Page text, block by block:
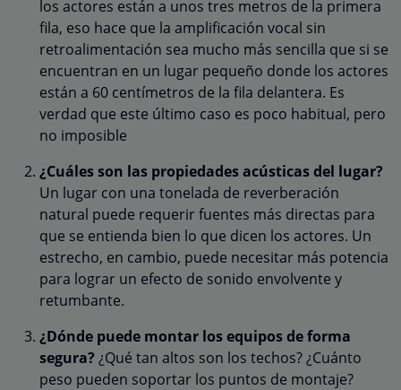
los actores están a unos tres metros de la primera
fila, eso hace que la amplificación vocal sin
retroalimentación sea mucho más sencilla que si se
encuentran en un lugar pequeño donde los actores
están a 60 centímetros de la fila delantera. Es
verdad que este último caso es poco habitual, pero
no imposible
¿Cuáles son las propiedades acústicas del lugar?
Un lugar con una tonelada de reverberación
natural puede requerir fuentes más directas para
que se entienda bien lo que dicen los actores. Un
estrecho, en cambio, puede necesitar más potencia
para lograr un efecto de sonido envolvente y
retumbante.
¿Dónde puede montar los equipos de forma
segura? ¿Qué tan altos son los techos? ¿Cuánto
peso pueden soportar los puntos de montaje?